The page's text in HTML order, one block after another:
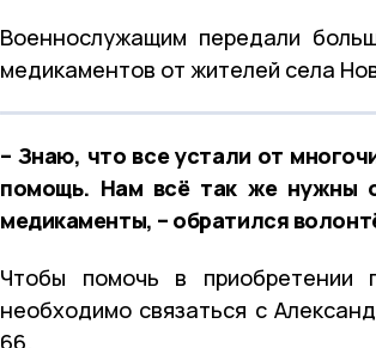
Военнослужащим передали
медикаментов от жителей села
– Знаю, что все устали от
помощь. Нам всё так же нужны
медикаменты, – обратился
Чтобы помочь в приобретении
необходимо связаться с
66.